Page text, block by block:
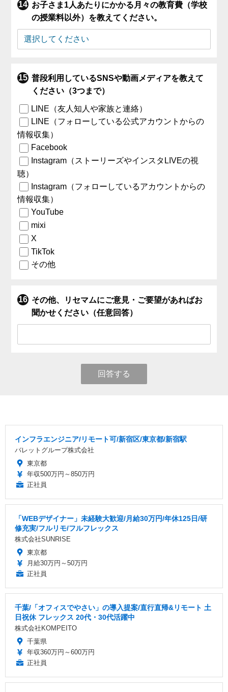
お子さま1人あたりにかかる月々の教育費（学校
の授業料以外）を教えてください。
普段利用しているSNSや動画メディアを教えて
ください（3つまで）
LINE（友人知人や家族と連絡）
LINE（フォローしている公式アカウントからの
情報収集）
Facebook
Instagram（ストーリーズやインスタLIVEの視
聴）
Instagram（フォローしているアカウントからの
情報収集）
YouTube
mixi
X
TikTok
その他
その他、リセマムにご意見・ご要望があればお
聞かせください（任意回答）
回答する
インフラエンジニア/リモート可/新宿区/東京都/新宿駅
バレットグループ株式会社
東京都
年収500万円～850万円
正社員
「WEBデザイナー」未経験大歓迎/月給30万円/年休125日/研
修充実/フルリモ/フルフレックス
株式会社SUNRISE
東京都
月給30万円～50万円
正社員
千葉/「オフィスでやさい」の導入提案/直行直帰&リモート 土
日祝休 フレックス 20代・30代活躍中
株式会社KOMPEITO
千葉県
年収360万円～600万円
正社員